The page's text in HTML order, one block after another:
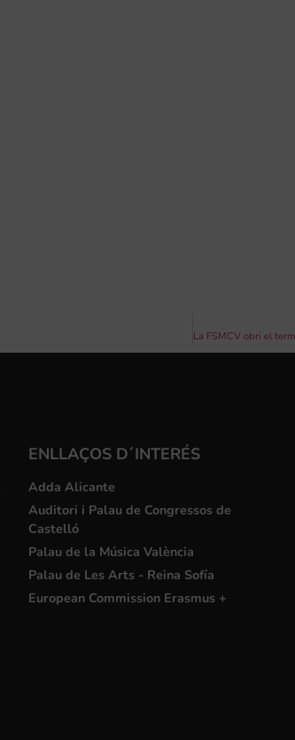
ENLLAÇOS D´INTERÉS
Adda Alicante
Auditori i Palau de Congressos de
Castelló
Palau de la Música València
Palau de Les Arts - Reina Sofía
European Commission Erasmus +